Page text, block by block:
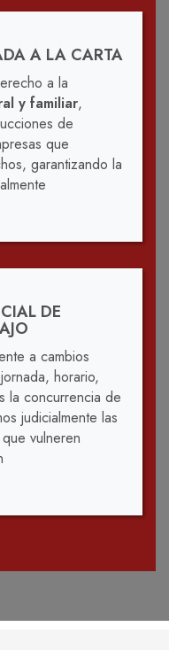
A LA CARTA
a la
y familiar,
de
que
garantizando la
DE
a cambios
horario,
la concurrencia de
judicialmente las
que vulneren